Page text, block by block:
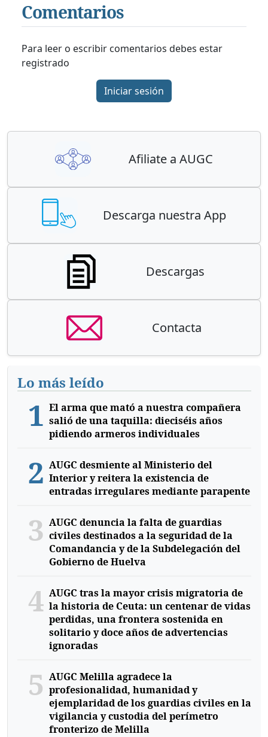
Comentarios
Para leer o escribir comentarios debes estar
registrado
Iniciar sesión
Afiliate a AUGC
Descarga nuestra App
Descargas
Contacta
Lo más leído
1 El arma que mató a nuestra compañera
salió de una taquilla: dieciséis años
pidiendo armeros individuales
2 AUGC desmiente al Ministerio del
Interior y reitera la existencia de
entradas irregulares mediante parapente
3 AUGC denuncia la falta de guardias
civiles destinados a la seguridad de la
Comandancia y de la Subdelegación del
Gobierno de Huelva
4 AUGC tras la mayor crisis migratoria de
la historia de Ceuta: un centenar de vidas
perdidas, una frontera sostenida en
solitario y doce años de advertencias
ignoradas
5 AUGC Melilla agradece la
profesionalidad, humanidad y
ejemplaridad de los guardias civiles en la
vigilancia y custodia del perímetro
fronterizo de Melilla